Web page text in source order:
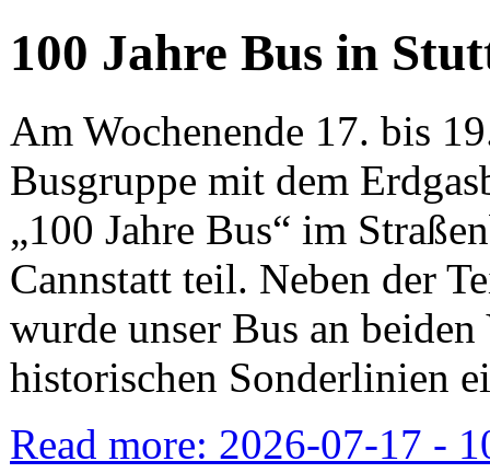
100 Jahre Bus in
Am Wochenende 17. bis
Busgruppe mit dem
„100 Jahre Bus“ im
Cannstatt teil. Neben der
wurde unser Bus an
historischen Sonderlinien
Read more: 2026-07-17 -